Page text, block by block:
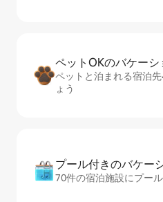
ペットOKのバ⁠ケ⁠ー⁠
ペットと泊まれる宿泊
ょう
プール付きのバ⁠ケ⁠ー⁠
70件の宿泊施設にプー